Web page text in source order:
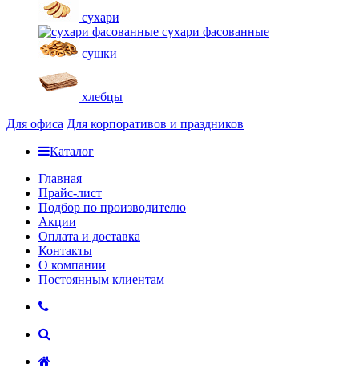
сухари
сухари фасованные
сушки
хлебцы
Для офиса Для корпоративов и праздников
Каталог
Главная
Прайс-лист
Подбор по производителю
Акции
Оплата и доставка
Контакты
О компании
Постоянным клиентам